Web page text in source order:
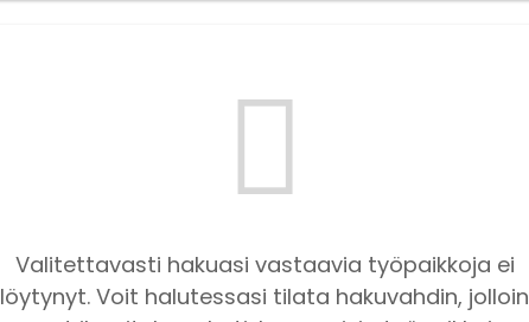
Valitettavasti hakuasi vastaavia työpaikkoja ei
löytynyt. Voit halutessasi tilata hakuvahdin, jolloin